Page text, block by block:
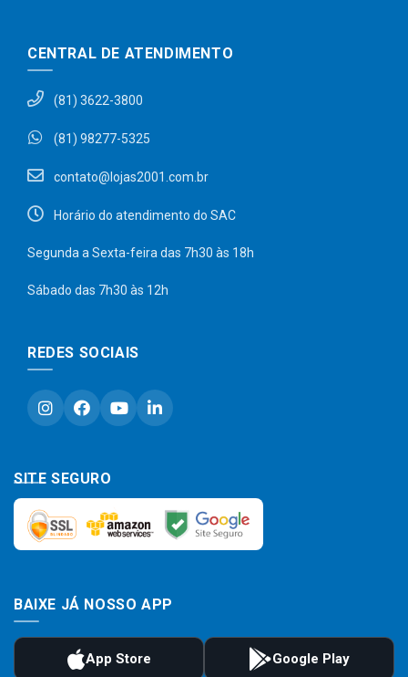
CENTRAL DE ATENDIMENTO
(81) 3622-3800
(81) 98277-5325
contato@lojas2001.com.br
Horário do atendimento do SAC
Segunda a Sexta-feira das 7h30 às 18h
Sábado das 7h30 às 12h
REDES SOCIAIS
SITE SEGURO
BAIXE JÁ NOSSO APP